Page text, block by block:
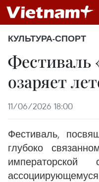
КУЛЬТУРА-СПОРТ
Фестиваль
озаряет
11/06/2026 18:00
Фестиваль,
глубоко